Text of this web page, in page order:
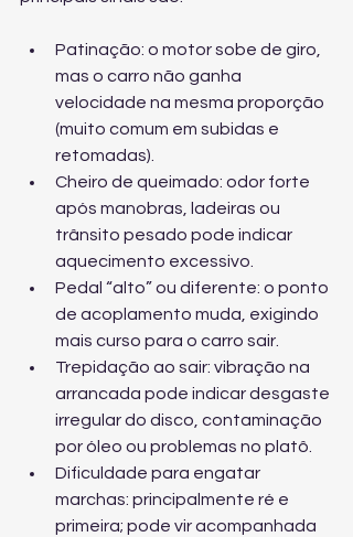
Patinação: o motor sobe de giro,
mas o carro não ganha
velocidade na mesma proporção
(muito comum em subidas e
retomadas).
Cheiro de queimado: odor forte
após manobras, ladeiras ou
trânsito pesado pode indicar
aquecimento excessivo.
Pedal “alto” ou diferente: o ponto
de acoplamento muda, exigindo
mais curso para o carro sair.
Trepidação ao sair: vibração na
arrancada pode indicar desgaste
irregular do disco, contaminação
por óleo ou problemas no platô.
Dificuldade para engatar
marchas: principalmente ré e
primeira; pode vir acompanhada